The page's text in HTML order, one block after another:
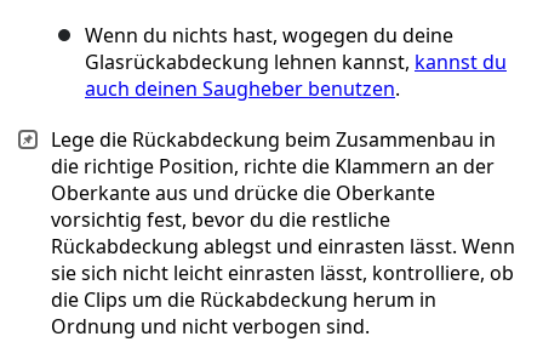
Wenn du nichts hast, wogegen du deine
Glasrückabdeckung lehnen kannst, kannst du
auch deinen Saugheber benutzen.
Lege die Rückabdeckung beim Zusammenbau in
die richtige Position, richte die Klammern an der
Oberkante aus und drücke die Oberkante
vorsichtig fest, bevor du die restliche
Rückabdeckung ablegst und einrasten lässt. Wenn
sie sich nicht leicht einrasten lässt, kontrolliere, ob
die Clips um die Rückabdeckung herum in
Ordnung und nicht verbogen sind.